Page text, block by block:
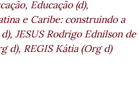
, Educação (d),
e Caribe: construindo a
, JESUS Rodrigo Ednilson de
d), REGIS Kátia (Org d)